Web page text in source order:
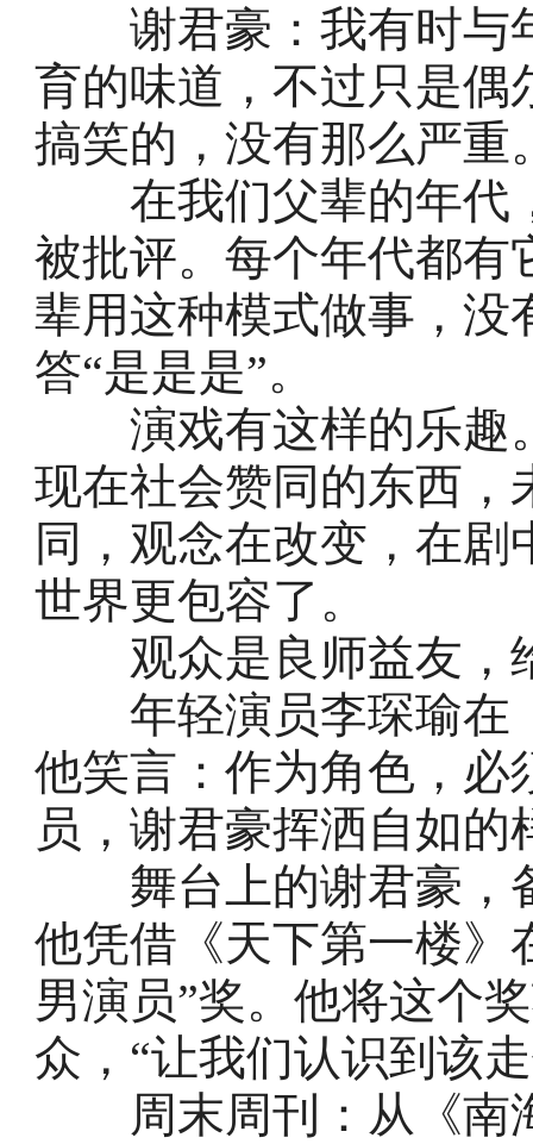
谢君豪：我有时与
育的味道，不过只是偶
搞笑的，没有那么严重
在我们父辈的年代
被批评。每个年代都有
辈用这种模式做事，没
答“是是是”。
演戏有这样的乐趣
现在社会赞同的东西，
同，观念在改变，在
世界更包容了。
观众是良师益友，
年轻演员李琛瑜在
他笑言：作为角色，必
员，谢君豪挥洒自如
舞台上的谢君豪，
他凭借《天下第一楼》
男演员”奖。他将这个
众，“让我们认识到该
周末周刊：从《南